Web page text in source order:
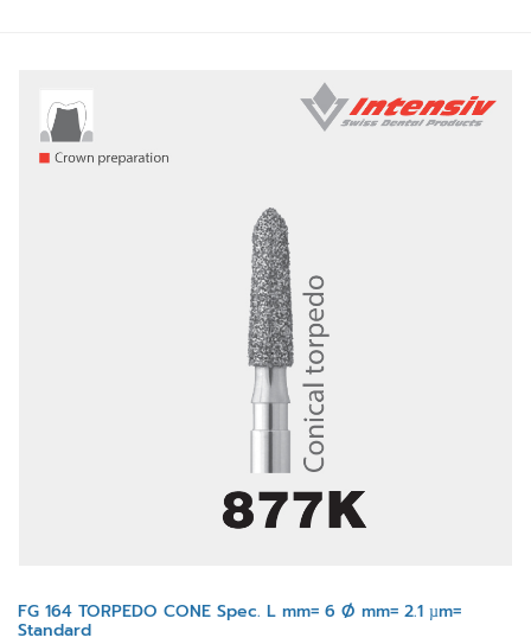
FG 164 TORPEDO CONE Spec. L mm= 6 Ø mm= 2.1 µm=
Standard